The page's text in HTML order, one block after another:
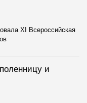
ХI Всероссийская
и